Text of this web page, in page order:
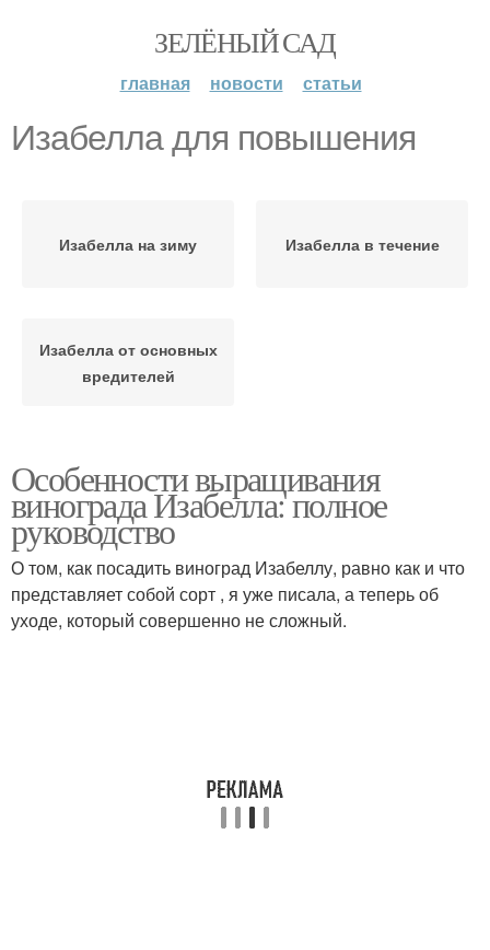
ЗЕЛЁНЫЙ САД
главная новости статьи
Изабелла для повышения
Изабелла на зиму Изабелла в течение
Изабелла от основных
вредителей
Особенности выращивания
винограда Изабелла: полное
руководство
О том, как посадить виноград Изабеллу, равно как и что
представляет собой сорт , я уже писала, а теперь об
уходе, который совершенно не сложный.